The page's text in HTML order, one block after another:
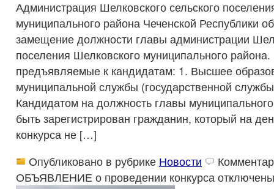
Администрация Шелковского сельского
муниципального района Чеченской Республики
замещение должности главы администрации
поселения Шелковского муниципального
предъявляемые к кандидатам: 1. Высшее
муниципальной службы (государственной
Кандидатом на должность главы
быть зарегистрирован гражданин, который на
конкурса не […]
Опубликовано в рубрике Новости
ОБЪЯВЛЕНИЕ о проведении конкурса отключены